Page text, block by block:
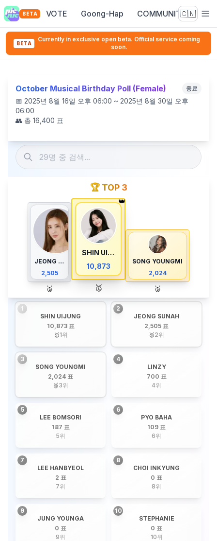
BETA VOTE Goong-Hap COMMUNITY🇨🇳
BETA
Currently in exclusive open beta. Official service coming
soon.
October Musical Birthday Poll (Female) 종료
📅 2025년 8월 16일 오후 06:00 ~ 2025년 8월 30일 오후
06:00
👥 총 16,400 표
🏆 TOP 3
JEONG SUNAH
2,505
🥈
👑
SHIN UIJUNG
10,873
🥇
SONG YOUNGMI
2,024
🥉
1
SHIN UIJUNG
10,873 표
🥇1위
2
JEONG SUNAH
2,505 표
🥈2위
3
SONG YOUNGMI
2,024 표
🥉3위
4
LINZY
700 표
4위
5
LEE BOMSORI
187 표
5위
6
PYO BAHA
109 표
6위
7
LEE HANBYEOL
2 표
7위
8
CHOI INKYUNG
0 표
8위
9
JUNG YOUNGA
0 표
9위
10
STEPHANIE
0 표
10위